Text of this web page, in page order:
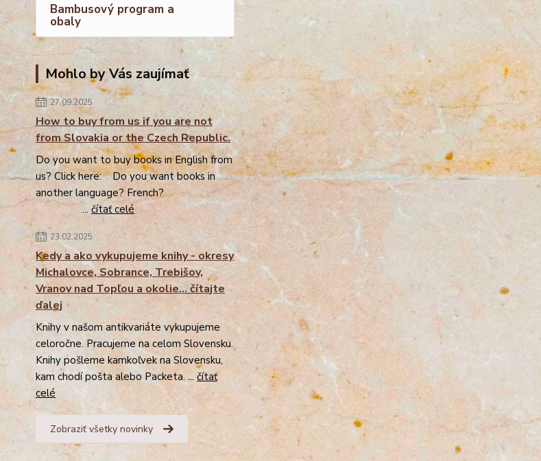
Bambusový program a
obaly
Mohlo by Vás zaujímať
27.09.2025
How to buy from us if you are not
from Slovakia or the Czech Republic.
Do you want to buy books in English from
us? Click here: Do you want books in
another language? French?
... čítať celé
23.02.2025
Kedy a ako vykupujeme knihy - okresy
Michalovce, Sobrance, Trebišov,
Vranov nad Topľou a okolie... čítajte
ďalej
Knihy v našom antikvariáte vykupujeme
celoročne. Pracujeme na celom Slovensku.
Knihy pošleme kamkoľvek na Slovensku,
kam chodí pošta alebo Packeta. ... čítať
celé
Zobraziť všetky novinky